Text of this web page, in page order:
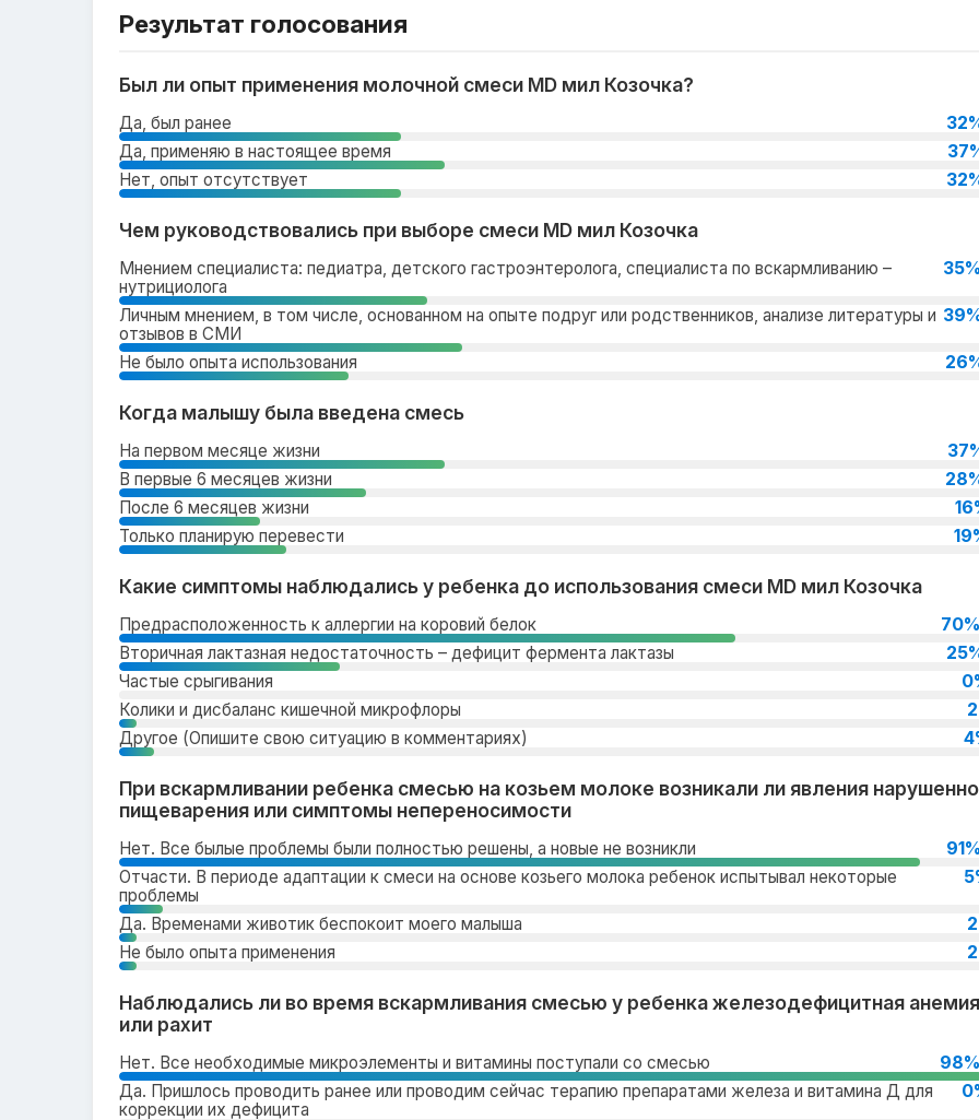
Результат голосования
Был ли опыт применения молочной смеси MD мил Козочка?
Да, был ранее
Да, применяю в настоящее время
Нет, опыт отсутствует
Чем руководствовались при выборе смеси MD мил Козочка
Мнением специалиста: педиатра, детского гастроэнтеролога, специалиста по вскармливанию –
нутрициолога
Личным мнением, в том числе, основанном на опыте подруг или родственников, анализе литературы и
отзывов в СМИ
Не было опыта использования
Когда малышу была введена смесь
На первом месяце жизни
В первые 6 месяцев жизни
После 6 месяцев жизни
Только планирую перевести
Какие симптомы наблюдались у ребенка до использования смеси MD мил Козочка
Предрасположенность к аллергии на коровий белок 70%
Вторичная лактазная недостаточность – дефицит фермента лактазы
Частые срыгивания
Колики и дисбаланс кишечной микрофлоры
Другое (Опишите свою ситуацию в комментариях)
При вскармливании ребенка смесью на козьем молоке возникали ли явления
пищеварения или симптомы непереносимости
Нет. Все былые проблемы были полностью решены, а новые не возникли
Отчасти. В периоде адаптации к смеси на основе козьего молока ребенок испытывал некоторые
проблемы
Да. Временами животик беспокоит моего малыша
Не было опыта применения
Наблюдались ли во время вскармливания смесью у ребенка железодефицитная анемия
или рахит
Нет. Все необходимые микроэлементы и витамины поступали со смесью 98%
Да. Пришлось проводить ранее или проводим сейчас терапию препаратами железа и витамина Д для
коррекции их дефицита